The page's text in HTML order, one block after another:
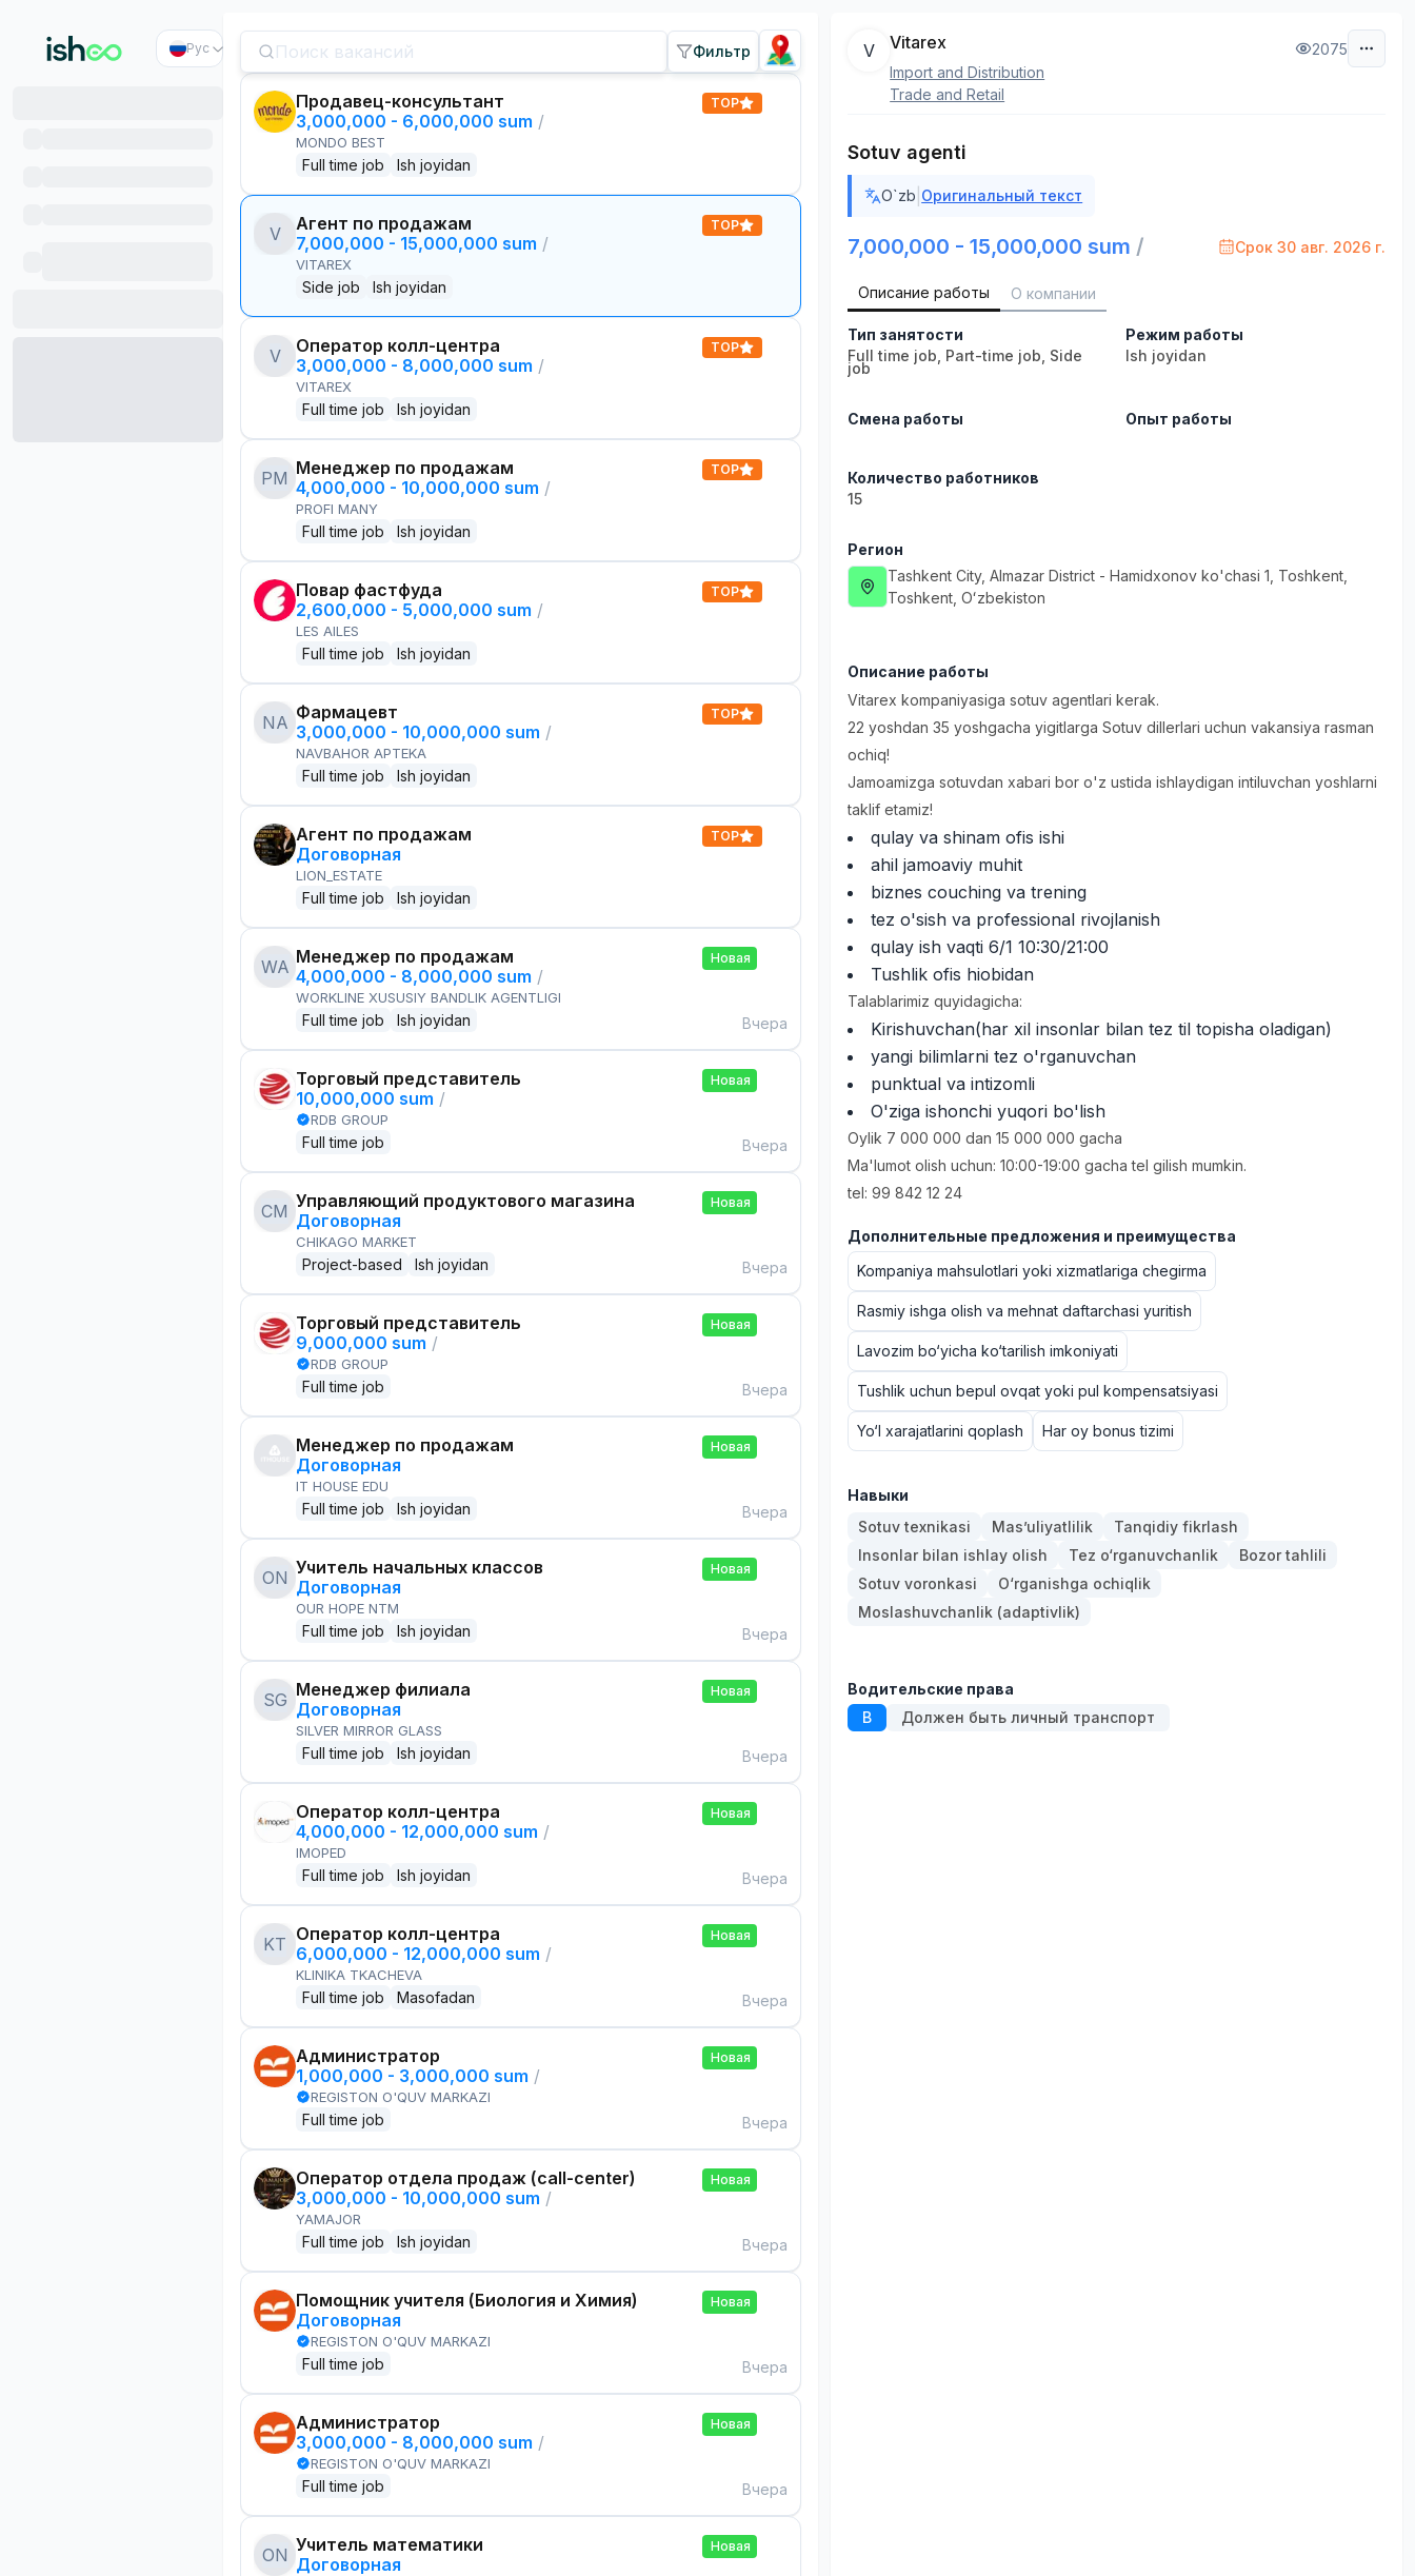
Рус Фильтр
Продавец-консультант
3,000,000 - 6,000,000 sum /
MONDO BEST
Full time job Ish joyidan
TOP
V
Агент по продажам
7,000,000 - 15,000,000 sum /
VITAREX
Side job Ish joyidan
TOP
V
Оператор колл-центра
3,000,000 - 8,000,000 sum /
VITAREX
Full time job Ish joyidan
TOP
PM Менеджер по продажам
4,000,000 - 10,000,000 sum /
PROFI MANY
Full time job Ish joyidan
TOP
Повар фастфуда
2,600,000 - 5,000,000 sum /
LES AILES
Full time job Ish joyidan
TOP
NA Фармацевт
3,000,000 - 10,000,000 sum /
NAVBAHOR APTEKA
Full time job Ish joyidan
TOP
Агент по продажам
Договорная
LION_ESTATE
Full time job Ish joyidan
TOP
WA Менеджер по продажам
4,000,000 - 8,000,000 sum /
WORKLINE XUSUSIY BANDLIK AGENTLIGI
Full time job Ish joyidan
Новая
Вчера
Торговый представитель
10,000,000 sum /
RDB GROUP
Full time job
Новая
Вчера
CM Управляющий продуктового магазина
Договорная
CHIKAGO MARKET
Project-based Ish joyidan
Новая
Вчера
Торговый представитель
9,000,000 sum /
RDB GROUP
Full time job
Новая
Вчера
Менеджер по продажам
Договорная
IT HOUSE EDU
Full time job Ish joyidan
Новая
Вчера
ON Учитель начальных классов
Договорная
OUR HOPE NTM
Full time job Ish joyidan
Новая
Вчера
SG Менеджер филиала
Договорная
SILVER MIRROR GLASS
Full time job Ish joyidan
Новая
Вчера
Оператор колл-центра
4,000,000 - 12,000,000 sum /
IMOPED
Full time job Ish joyidan
Новая
Вчера
KT Оператор колл-центра
6,000,000 - 12,000,000 sum /
KLINIKA TKACHEVA
Full time job Masofadan
Новая
Вчера
Администратор
1,000,000 - 3,000,000 sum /
REGISTON O'QUV MARKAZI
Full time job
Новая
Вчера
Оператор отдела продаж (call-center)
3,000,000 - 10,000,000 sum /
YAMAJOR
Full time job Ish joyidan
Новая
Вчера
Помощник учителя (Биология и Химия)
Договорная
REGISTON O'QUV MARKAZI
Full time job
Новая
Вчера
Администратор
3,000,000 - 8,000,000 sum /
REGISTON O'QUV MARKAZI
Full time job
Новая
Вчера
ON Учитель математики
Договорная
Новая
V Vitarex
Import and Distribution
Trade and Retail
2075
Sotuv agenti
O`zb Оригинальный текст
7,000,000 - 15,000,000 sum / Срок 30 авг. 2026 г.
Описание работы О компании
Тип занятости
Full time job Part-time job Side
job
Режим работы
Ish joyidan
Смена работы Опыт работы
Количество работников
15
Регион
Tashkent City, Almazar District - Hamidxonov ko'chasi 1, Тоshkent,
Toshkent, Oʻzbekiston
Описание работы
Vitarex kompaniyasiga sotuv agentlari kerak.
22 yoshdan 35 yoshgacha yigitlarga Sotuv dillerlari uchun vakansiya rasman
ochiq!
Jamoamizga sotuvdan xabari bor o'z ustida ishlaydigan intiluvchan yoshlarni
taklif etamiz!
qulay va shinam ofis ishi
ahil jamoaviy muhit
biznes couching va trening
tez o'sish va professional rivojlanish
qulay ish vaqti 6/1 10:30/21:00
Tushlik ofis hiobidan
Talablarimiz quyidagicha:
Kirishuvchan(har xil insonlar bilan tez til topisha oladigan)
yangi bilimlarni tez o'rganuvchan
punktual va intizomli
O'ziga ishonchi yuqori bo'lish
Oylik 7 000 000 dan 15 000 000 gacha
Ma'lumot olish uchun: 10:00-19:00 gacha tel gilish mumkin.
tel: 99 842 12 24
Дополнительные предложения и преимущества
Kompaniya mahsulotlari yoki xizmatlariga chegirma
Rasmiy ishga olish va mehnat daftarchasi yuritish
Lavozim bo‘yicha ko‘tarilish imkoniyati
Tushlik uchun bepul ovqat yoki pul kompensatsiyasi
Yo‘l xarajatlarini qoplash Har oy bonus tizimi
Навыки
Sotuv texnikasi
Mas’uliyatlilik
Tanqidiy fikrlash
Insonlar bilan ishlay olish
Tez o‘rganuvchanlik
Bozor tahlili
Sotuv voronkasi
O‘rganishga ochiqlik
Moslashuvchanlik (adaptivlik)
Водительские права
B
Должен быть личный транспорт